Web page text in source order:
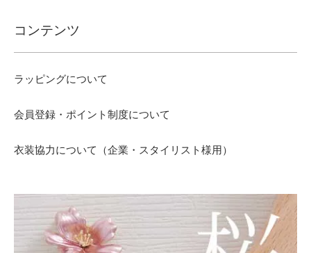
コンテンツ
ラッピングについて
会員登録・ポイント制度について
衣装協力について（企業・スタイリスト様用）